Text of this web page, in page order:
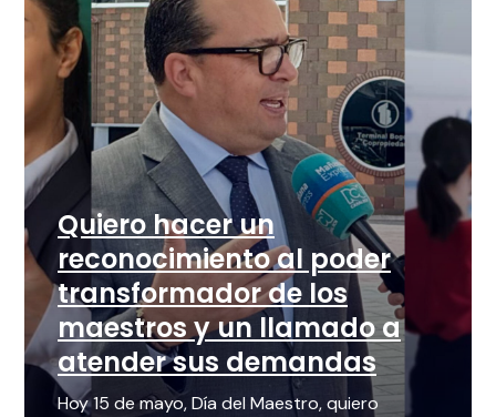
Quiero hacer un
reconocimiento al poder
transformador de los
maestros y un llamado a
atender sus demandas
Hoy 15 de mayo, Día del Maestro, quiero